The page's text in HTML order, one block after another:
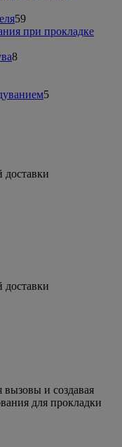
5959
товаров
при прокладке
88
55
и создавая
для прокладки